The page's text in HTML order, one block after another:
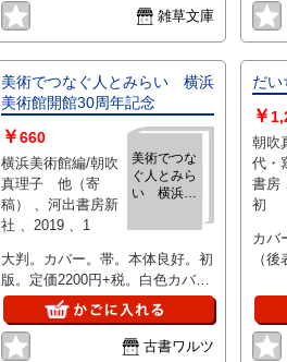
雑草文庫
美術でつなぐ人とみらい 横浜
美術館開館30周年記念
美術でつな
ぐ人とみら
い 横浜美
周年記念
￥660
横浜美術館編/朝吹
真理子 他（寄
稿） 、河出書房新
社 、2019 、1
大判。カバー。帯。本体良好。初
版。定価2200円+税。白色カバ
ー。薄本。
古書ワルツ
だい
￥
朝吹
代・寫
書房 、2021年1月
初
カバ
（